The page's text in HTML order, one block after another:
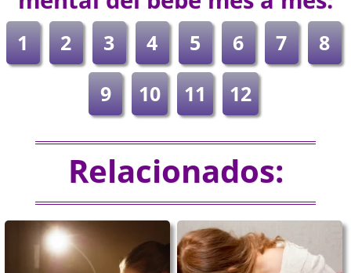
1 2 3 4 5 6 7
8
9
10 11 12
Relacionados: